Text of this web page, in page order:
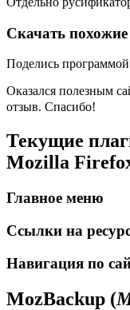
Скачать
Поделись
Оказался полезным
отзыв. Спасибо!
Текущие
Mozilla
Главное меню
Ссылки на
Навигация по
MozBackup (